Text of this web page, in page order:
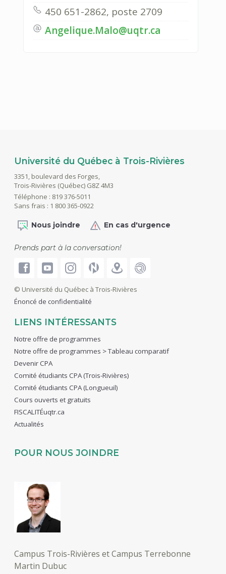
450 651-2862, poste 2709
Angelique.Malo@uqtr.ca
Université du Québec à Trois-Rivières
3351, boulevard des Forges,
Trois-Rivières (Québec) G8Z 4M3
Téléphone : 819 376-5011
Sans frais : 1 800 365-0922
Nous joindre En cas d'urgence
Prends part à la conversation!
© Université du Québec à Trois-Rivières
Énoncé de confidentialité
LIENS INTÉRESSANTS
Notre offre de programmes
Notre offre de programmes > Tableau comparatif
Devenir CPA
Comité étudiants CPA (Trois-Rivières)
Comité étudiants CPA (Longueuil)
Cours ouverts et gratuits
FISCALITÉuqtr.ca
Actualités
POUR NOUS JOINDRE
Campus Trois-Rivières et Campus Terrebonne
Martin Dubuc